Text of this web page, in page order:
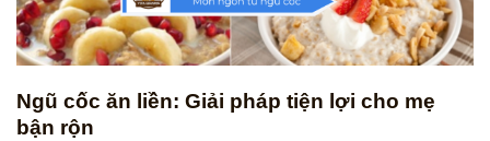
Ngũ cốc ăn liền: Giải pháp tiện lợi cho mẹ
bận rộn